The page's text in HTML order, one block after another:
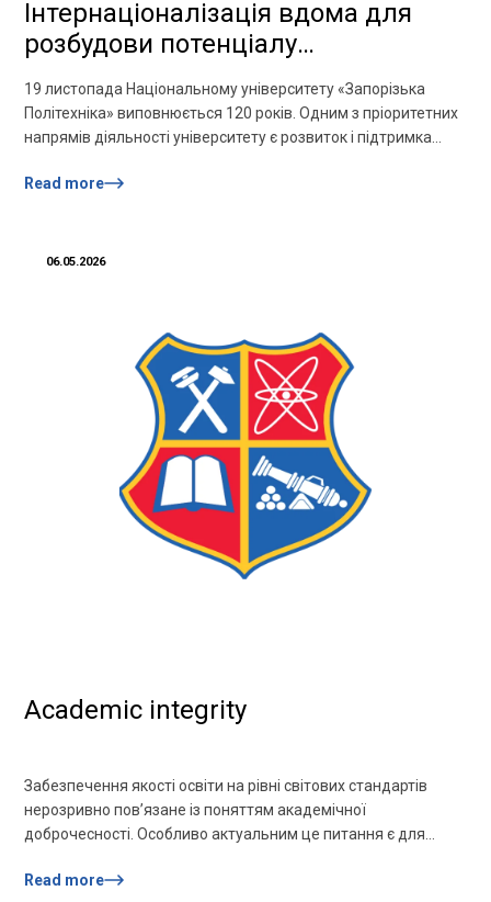
Інтернаціоналізація вдома для
розбудови потенціалу
політехнічної освіти в Україні
19 листопада Національному університету «Запорізька
Політехніка» виповнюється 120 років. Одним з пріоритетних
напрямів діяльності університету є розвиток і підтримка
виконавцем міжнародних проєктів DAAD, Erasmus+ CBHE,
Національний Університет «Запорізька Політехніка»
Read more
06.05.2026
Academic integrity
Забезпечення якості освіти на рівні світових стандартів
нерозривно пов’язане із поняттям академічної
доброчесності. Особливо актуальним це питання є для
та магістерські роботи. Академічна доброчесність — це
Read more